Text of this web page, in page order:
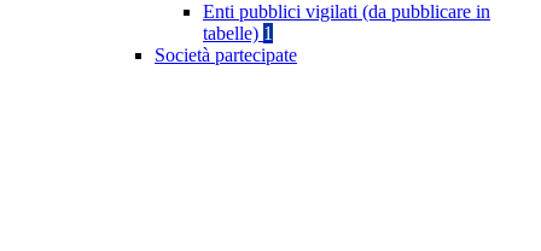
Enti pubblici vigilati (da pubblicare in
tabelle) 1
Società partecipate